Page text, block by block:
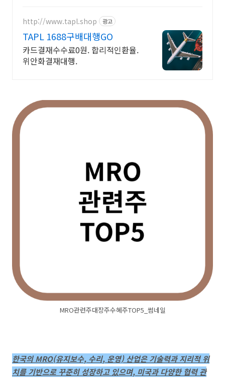
http://www.tapl.shop 광고
TAPL 1688구배대행GO
카드결재수수료0원. 합리적인환율.
위안화결재대행.
MRO관련주대장주수혜주TOP5_썸네일
한국의 MRO(유지보수, 수리, 운영) 산업은 기술력과 지리적 위
치를 기반으로 꾸준히 성장하고 있으며, 미국과 다양한 협력 관